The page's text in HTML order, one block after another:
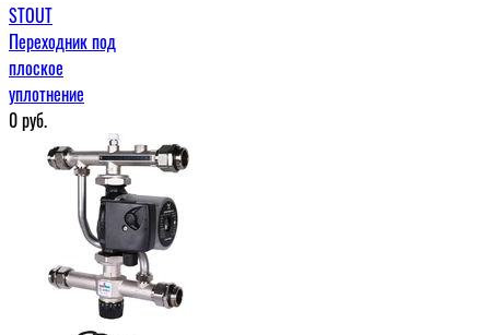
STOUT
Переходник под
плоское
уплотнение
0руб.